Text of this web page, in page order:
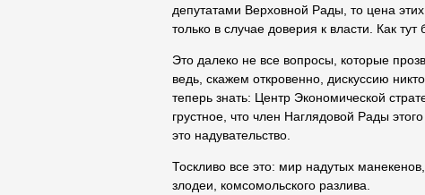
депутатами Верховной Рады, то цена
только в случае доверия к власти. Как тут
Это далеко не все вопросы, которые
ведь, скажем откровенно, дискуссию
теперь знать: Центр Экономической
грустное, что член Наглядовой Рады
это надувательство.
Тоскливо все это: мир надутых
злодеи, комсомольского разлива.